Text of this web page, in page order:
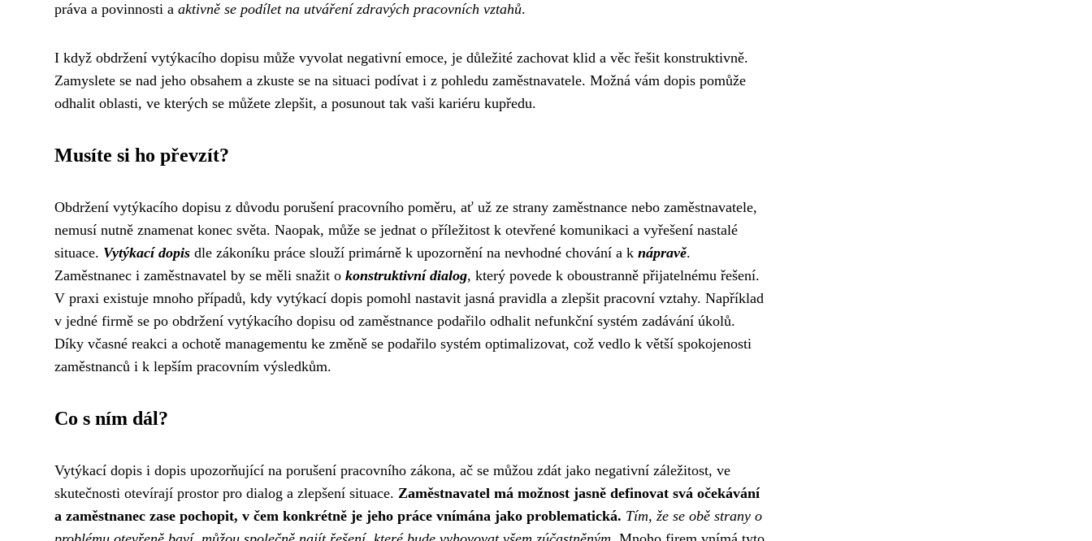
práva a povinnosti a aktivně se podílet na utváření zdravých pracovních vztahů.
I když obdržení vytýkacího dopisu může vyvolat negativní emoce, je důležité zachovat klid a věc řešit konstruktivně.
Zamyslete se nad jeho obsahem a zkuste se na situaci podívat i z pohledu zaměstnavatele. Možná vám dopis pomůže
odhalit oblasti, ve kterých se můžete zlepšit, a posunout tak vaši kariéru kupředu.
Musíte si ho převzít?
Obdržení vytýkacího dopisu z důvodu porušení pracovního poměru, ať už ze strany zaměstnance nebo zaměstnavatele,
nemusí nutně znamenat konec světa. Naopak, může se jednat o příležitost k otevřené komunikaci a vyřešení nastalé
situace. Vytýkací dopis dle zákoníku práce slouží primárně k upozornění na nevhodné chování a k nápravě.
Zaměstnanec i zaměstnavatel by se měli snažit o konstruktivní dialog, který povede k oboustranně přijatelnému řešení.
V praxi existuje mnoho případů, kdy vytýkací dopis pomohl nastavit jasná pravidla a zlepšit pracovní vztahy. Například
v jedné firmě se po obdržení vytýkacího dopisu od zaměstnance podařilo odhalit nefunkční systém zadávání úkolů.
Díky včasné reakci a ochotě managementu ke změně se podařilo systém optimalizovat, což vedlo k větší spokojenosti
zaměstnanců i k lepším pracovním výsledkům.
Co s ním dál?
Vytýkací dopis i dopis upozorňující na porušení pracovního zákona, ač se můžou zdát jako negativní záležitost, ve
skutečnosti otevírají prostor pro dialog a zlepšení situace. Zaměstnavatel má možnost jasně definovat svá očekávání
a zaměstnanec zase pochopit, v čem konkrétně je jeho práce vnímána jako problematická. Tím, že se obě strany o